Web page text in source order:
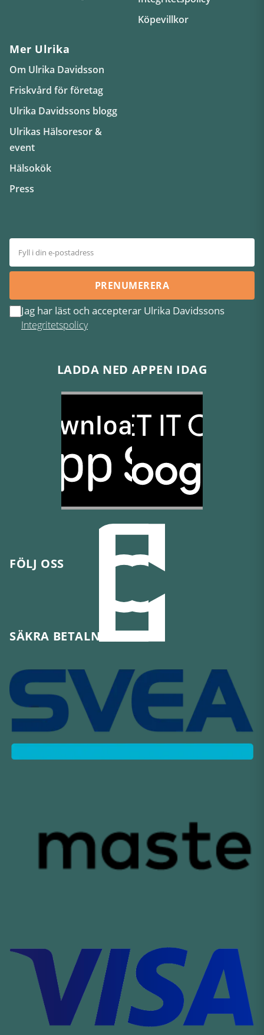
Köpevillkor
Mer Ulrika
Om Ulrika Davidsson
Friskvård för företag
Ulrika Davidssons blogg
Ulrikas Hälsoresor &
event
Hälsokök
Press
PRENUMERERA
Jag har läst och accepterar Ulrika Davidssons
Integritetspolicy
LADDA NED APPEN IDAG
FÖLJ OSS
SÄKRA BETALNINGAR